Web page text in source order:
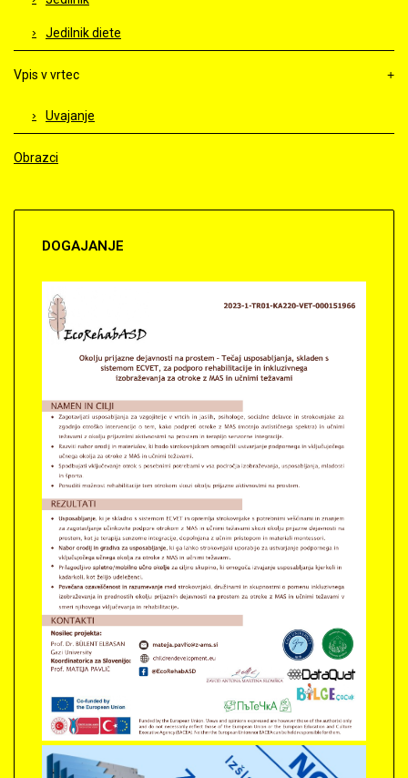
Jedilnik diete
Vpis v vrtec
Uvajanje
Obrazci
DOGAJANJE